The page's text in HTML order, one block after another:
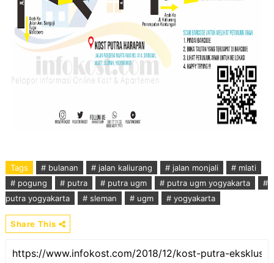
Tags # bulanan # jalan kaliurang # jalan monjali
# mlati
# pogung
# putra # putra ugm # putra ugm yogyakarta
#
putra yogyakarta
# sleman # ugm # yogyakarta
Share This